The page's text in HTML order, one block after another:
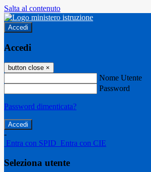
Salta al contenuto
Accedi
Accedi
button close ×
Nome Utente
Password
Password dimenticata?
-
Entra con SPID Entra con CIE
Seleziona utente